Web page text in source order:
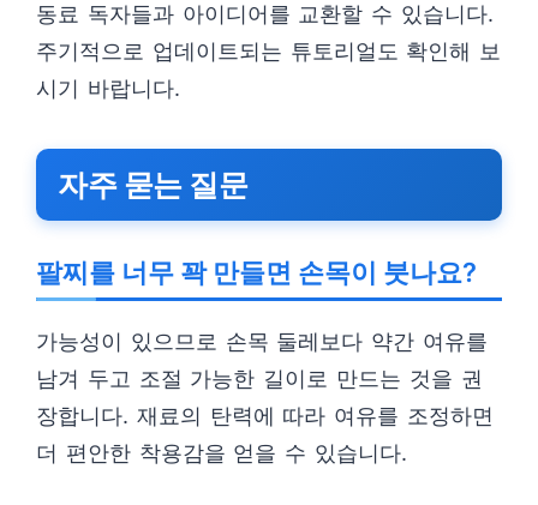
동료 독자들과 아이디어를 교환할 수 있습니다.
주기적으로 업데이트되는 튜토리얼도 확인해 보
시기 바랍니다.
자주 묻는 질문
팔찌를 너무 꽉 만들면 손목이 붓나요?
가능성이 있으므로 손목 둘레보다 약간 여유를
남겨 두고 조절 가능한 길이로 만드는 것을 권
장합니다. 재료의 탄력에 따라 여유를 조정하면
더 편안한 착용감을 얻을 수 있습니다.